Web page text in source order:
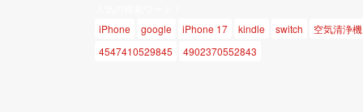
iPhone
google iPhone 17 kindle switch
空気清浄機
4547410529845
4902370552843